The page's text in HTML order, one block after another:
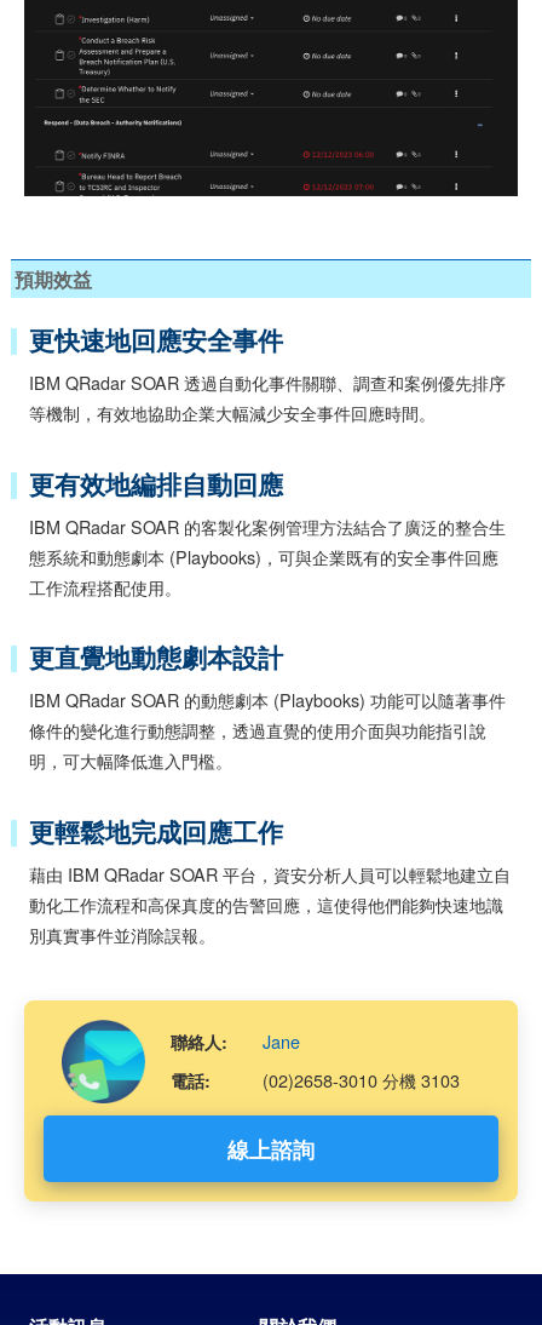
預期效益
更快速地回應安全事件
IBM QRadar SOAR 透過自動化事件關聯、調查和案例優先排序
等機制，有效地協助企業大幅減少安全事件回應時間。
更有效地編排自動回應
IBM QRadar SOAR 的客製化案例管理方法結合了廣泛的整合生
態系統和動態劇本 (Playbooks)，可與企業既有的安全事件回應
工作流程搭配使用。
更直覺地動態劇本設計
IBM QRadar SOAR 的動態劇本 (Playbooks) 功能可以隨著事件
條件的變化進行動態調整，透過直覺的使用介面與功能指引說
明，可大幅降低進入門檻。
更輕鬆地完成回應工作
藉由 IBM QRadar SOAR 平台，資安分析人員可以輕鬆地建立自
動化工作流程和高保真度的告警回應，這使得他們能夠快速地識
別真實事件並消除誤報。
聯絡人: Jane
電話: (02)2658-3010 分機 3103
線上諮詢